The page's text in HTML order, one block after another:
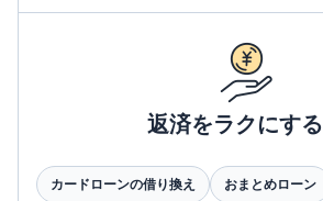
返済をラクにする
カードローンの借り換え おまとめローン